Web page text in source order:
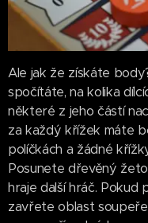
Ale jak že získáte
spočítáte, na kolika
některé z jeho částí
za každý křížek máte
políčkách a žádné
Posunete dřevěný
hraje další hráč. Pokud
zavřete oblast